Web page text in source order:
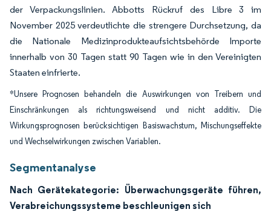
der Verpackungslinien. Abbotts Rückruf des Libre 3 im
November 2025 verdeutlichte die strengere Durchsetzung, da
die Nationale Medizinprodukteaufsichtsbehörde Importe
innerhalb von 30 Tagen statt 90 Tagen wie in den Vereinigten
Staaten einfrierte.
*Unsere Prognosen behandeln die Auswirkungen von Treibern und
Einschränkungen als richtungsweisend und nicht additiv. Die
Wirkungsprognosen berücksichtigen Basiswachstum, Mischungseffekte
und Wechselwirkungen zwischen Variablen.
Segmentanalyse
Nach Gerätekategorie: Überwachungsgeräte führen,
Verabreichungssysteme beschleunigen sich